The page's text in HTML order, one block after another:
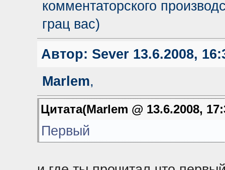
комментаторского
грац вас)
Автор: Sever13.6.2008,
Marlem,
Цитата(Marlem @ 13.6.2008,
Первый